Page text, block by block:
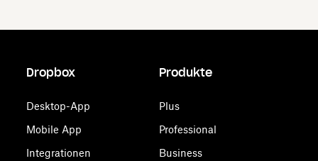
Dropbox
Desktop-App
Mobile App
Integrationen
Produkte
Plus
Professional
Business